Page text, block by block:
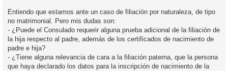
Entiendo que estamos ante un caso de filiación por naturaleza, de tipo
no matrimonial. Pero mis dudas son:
- ¿Puede el Consulado requerir alguna prueba adicional de la filiación de
la hija respecto al padre, además de los certificados de nacimiento de
padre e hija?
- ¿Tiene alguna relevancia de cara a la filiación paterna, que la persona
que haya declarado los datos para la inscripción de nacimiento de la